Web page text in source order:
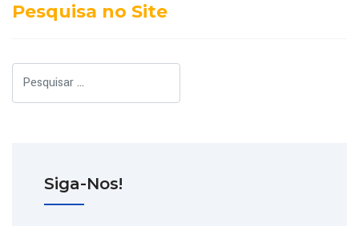
Pesquisa no Site
Siga-Nos!